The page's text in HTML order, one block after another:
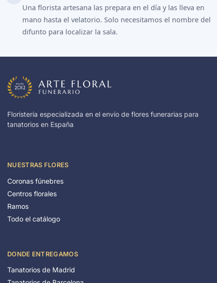
Una florista artesana las prepara en el día y las lleva en
mano hasta el velatorio. Solo necesitamos el nombre del
difunto para localizar la sala.
Floristería especializada en el envío de flores funerarias para
tanatorios en España
NUESTRAS FLORES
Coronas fúnebres
Centros florales
Ramos
Todo el catálogo
DONDE ENTREGAMOS
Tanatorios de Madrid